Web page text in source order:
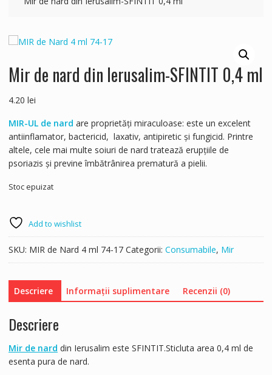
Mir de nard din Ierusalim-SFINTIT 0,4 ml
4.20 lei
MIR-UL de nard are proprietăţi miraculoase: este un excelent
antiinflamator, bactericid, laxativ, antipiretic şi fungicid. Printre
altele, cele mai multe soiuri de nard tratează erupţiile de
psoriazis şi previne îmbătrânirea prematură a pielii.
Stoc epuizat
Add to wishlist
SKU: MIR de Nard 4 ml 74-17 Categorii: Consumabile, Mir
Descriere Informații suplimentare Recenzii (0)
Descriere
Mir de nard din Ierusalim este SFINTIT.Sticluta area 0,4 ml de
esenta pura de nard.